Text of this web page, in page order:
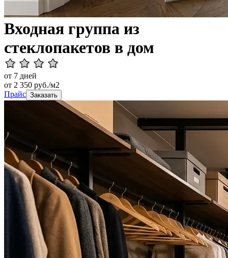
Входная группа из
стеклопакетов в дом
от 7 дней
от 2 350 руб./м2
Прайс Заказать